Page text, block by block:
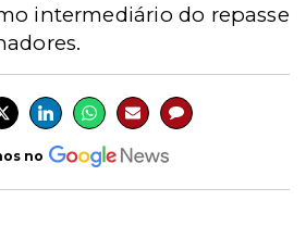
intermediário do repasse
no